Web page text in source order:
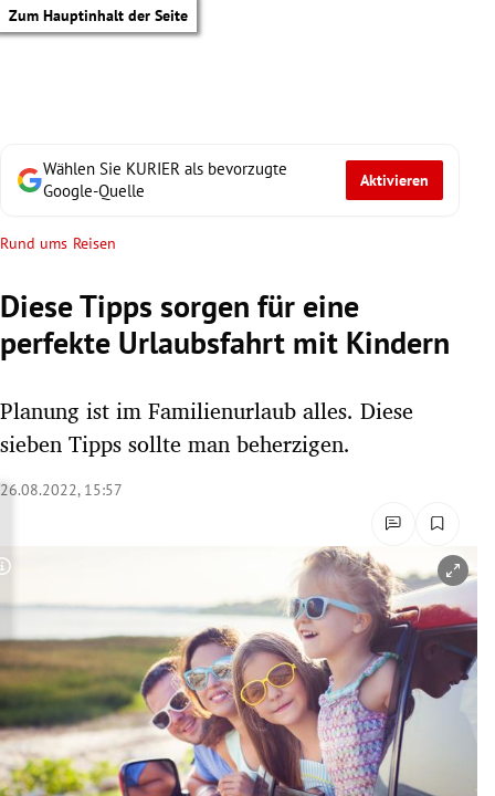
Zum Hauptinhalt der Seite
Untermenü
Untermenü
Untermenü
Untermenü
Wählen Sie KURIER als bevorzugte
Google-Quelle
Aktivieren
Rund ums Reisen
Diese Tipps sorgen für eine
perfekte Urlaubsfahrt mit Kindern
Planung ist im Familienurlaub alles. Diese
sieben Tipps sollte man beherzigen.
26.08.2022, 15:57
Copyright-Hinweis öffnen/schließen